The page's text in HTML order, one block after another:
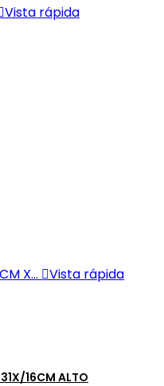
Vista rápida
Vista rápida
16CM ALTO